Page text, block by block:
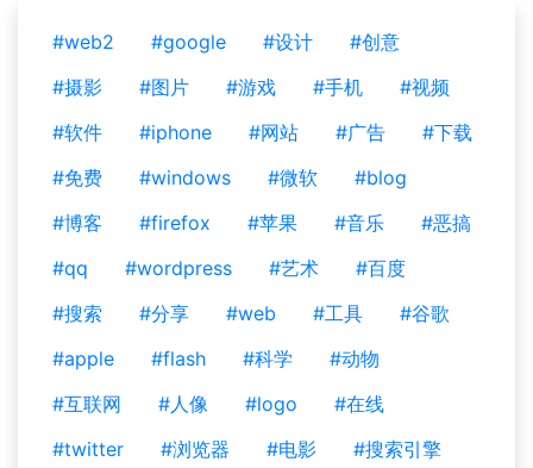
#web2 #google #设计
#创意
#摄影
#图片 #游戏 #手机
#视频
#软件
#iphone #网站 #广告
#下载
#免费
#windows #微软
#blog
#博客
#firefox #苹果 #音乐
#恶搞
#qq
#wordpress #艺术
#百度
#搜索
#分享 #web #工具
#谷歌
#apple
#flash #科学
#动物
#互联网
#人像 #logo
#在线
#twitter
#浏览器 #电影
#搜索引擎